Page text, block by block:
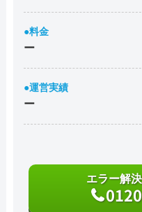
●料金
ー
●運営実績
ー
エラー解